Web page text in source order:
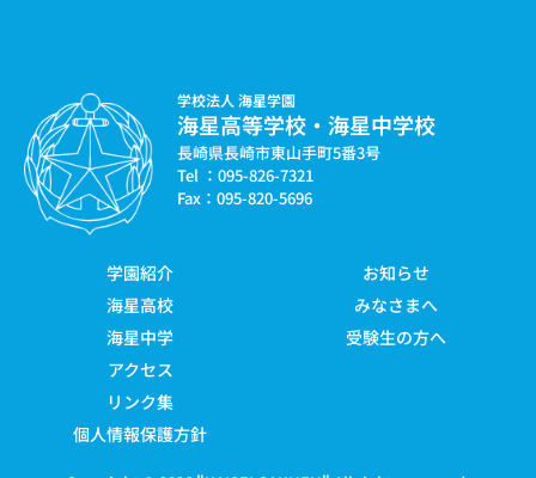
学校法人 海星学園
海星高等学校・海星中学校
長崎県長崎市東山手町5番3号
Tel ：095-826-7321
Fax：095-820-5696
学園紹介
海星高校
海星中学
アクセス
リンク集
個人情報保護方針
お知らせ
みなさまへ
受験生の方へ